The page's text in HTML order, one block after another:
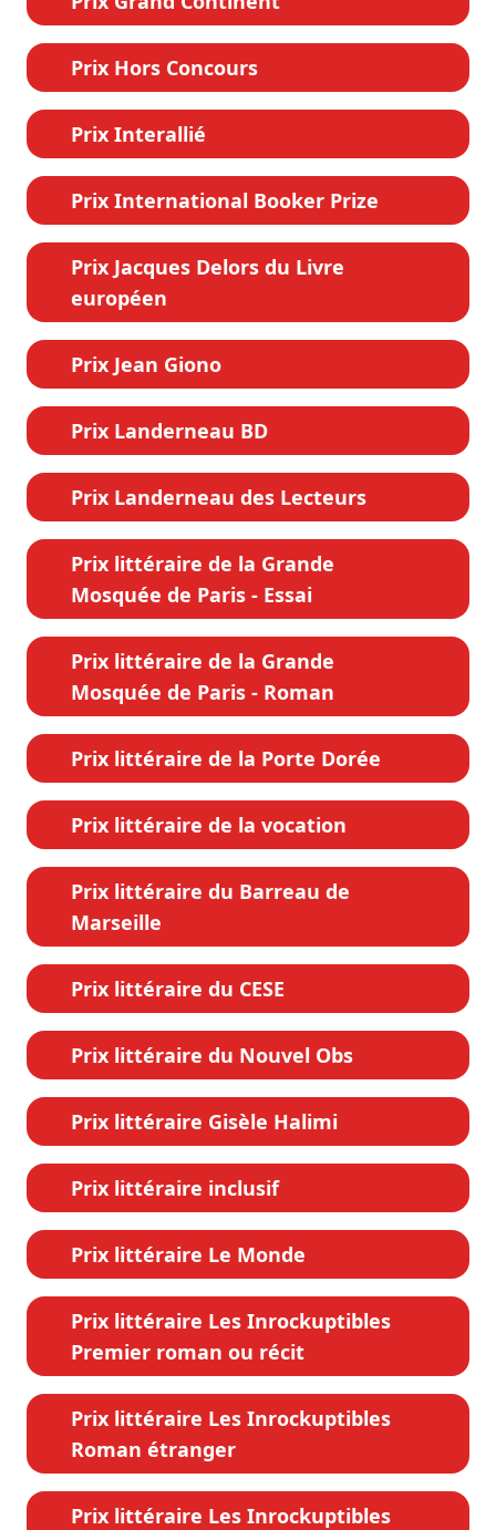
Prix Hors Concours
Prix Interallié
Prix International Booker Prize
Prix Jacques Delors du Livre
européen
Prix Jean Giono
Prix Landerneau BD
Prix Landerneau des Lecteurs
Prix littéraire de la Grande
Mosquée de Paris - Essai
Prix littéraire de la Grande
Mosquée de Paris - Roman
Prix littéraire de la Porte Dorée
Prix littéraire de la vocation
Prix littéraire du Barreau de
Marseille
Prix littéraire du CESE
Prix littéraire du Nouvel Obs
Prix littéraire Gisèle Halimi
Prix littéraire inclusif
Prix littéraire Le Monde
Prix littéraire Les Inrockuptibles
Premier roman ou récit
Prix littéraire Les Inrockuptibles
Roman étranger
Prix littéraire Les Inrockuptibles